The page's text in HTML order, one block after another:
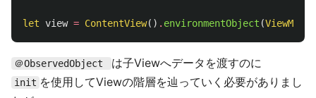
let view = ContentView() . environmentObject (ViewModel
＠ObservedObject は子Viewへデータを渡すのに
init を使用してViewの階層を辿っていく必要がありまし